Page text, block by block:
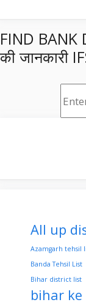
FIND BANK
की जानकारी
All up
Azamgarh tehsil
Banda Tehsil List
Bihar district list
bihar